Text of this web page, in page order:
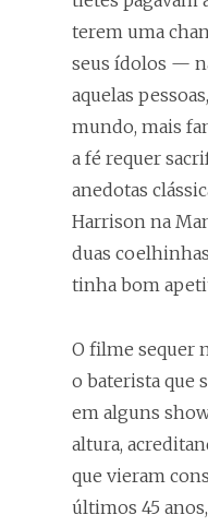
terem uma
seus ídolos —
aquelas
mundo, mais
a fé requer
anedotas
Harrison na
duas
tinha bom
O filme sequer
o baterista que
em alguns
altura,
que vieram
últimos 45